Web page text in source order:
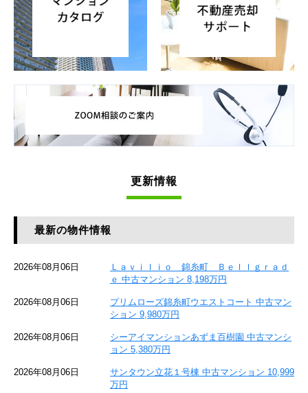
更新情報
最新の物件情報
2026年08月06日
Ｌａｖｉｌｉｏ 錦糸町 Ｂｅｌｌｇｒａｄ
ｅ 中古マンション 8,198万円
2026年08月06日
プリムローズ錦糸町ウエストコート 中古マン
ション 9,980万円
2026年08月06日
シーアイマンションあずま百樹園 中古マンシ
ョン 5,380万円
2026年08月06日
サンタウン立花１号棟 中古マンション 10,999
万円